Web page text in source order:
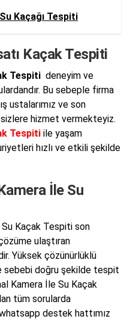
Kaçağı Tespiti
Kaçak Tespiti
Tespiti deneyim ve
Bu sebeple firma
ustalarımız ve son
hizmet vermekteyiz.
Tespiti ile yaşam
hızlı ve etkili şekilde
İle Su
Kaçak Tespiti son
ulaştıran
Yüksek çözünürlüklü
sebebi doğru şekilde tespit
Kamera İle Su Kaçak
tüm sorularda
destek hattımız